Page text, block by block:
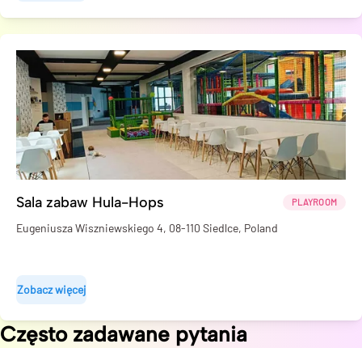
Sala zabaw Hula-Hops PLAYROOM
Eugeniusza Wiszniewskiego 4, 08-110 Siedlce, Poland
Zobacz więcej
Często zadawane pytania